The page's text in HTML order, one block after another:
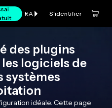
FRA S'identifier
des plugins
les logiciels de
systèmes
idéale. Cette page